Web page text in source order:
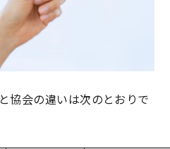
協会の違いは次のとおりで